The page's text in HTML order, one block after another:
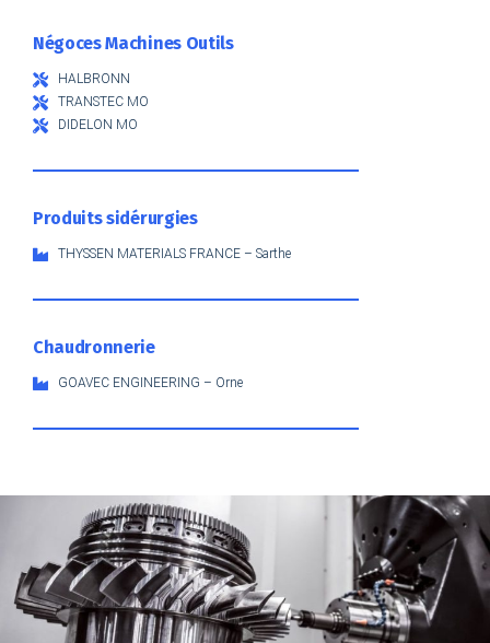
Négoces Machines Outils
HALBRONN
TRANSTEC MO
DIDELON MO
Produits sidérurgies
THYSSEN MATERIALS FRANCE – Sarthe
Chaudronnerie
GOAVEC ENGINEERING – Orne